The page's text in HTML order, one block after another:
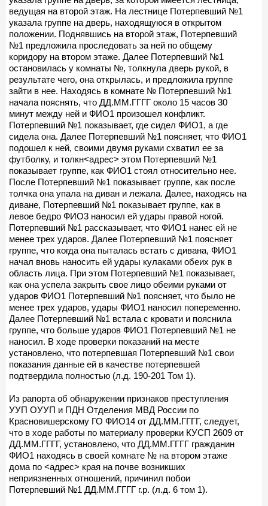
ведущая на второй этаж. На лестнице Потерпевший №1
указала группе на дверь, находящуюся в открытом
положении. Поднявшись на второй этаж, Потерпевший
№1 предложила проследовать за ней по общему
коридору на втором этаже. Далее Потерпевший №1
остановилась у комнаты №, толкнула дверь рукой, в
результате чего, она открылась, и предложила группе
зайти в нее. Находясь в комнате № Потерпевший №1
начала пояснять, что ДД.ММ.ГГГГ около 15 часов 30
минут между ней и ФИО1 произошел конфликт.
Потерпевший №1 показывает, где сидел ФИО1, а где
сидела она. Далее Потерпевший №1 поясняет, что ФИО1
подошел к ней, своими двумя руками схватил ее за
футболку, и толкн<адрес> этом Потерпевший №1
показывает группе, как ФИО1 стоял относительно нее.
После Потерпевший №1 показывает группе, как после
толчка она упала на диван и лежала. Далее, находясь на
диване, Потерпевший №1 показывает группе, как в
левое бедро ФИО3 наносил ей удары правой ногой.
Потерпевший №1 рассказывает, что ФИО1 нанес ей не
менее трех ударов. Далее Потерпевший №1 поясняет
группе, что когда она пыталась встать с дивана, ФИО1
начал вновь наносить ей удары кулаками обеих рук в
область лица. При этом Потерпевший №1 показывает,
как она успела закрыть свое лицо обеими руками от
ударов ФИО1 Потерпевший №1 поясняет, что было не
менее трех ударов, удары ФИО1 наносил попеременно.
Далее Потерпевший №1 встала с кровати и пояснила
группе, что больше ударов ФИО1 Потерпевший №1 не
наносил. В ходе проверки показаний на месте
установлено, что потерпевшая Потерпевший №1 свои
показания данные ей в качестве потерпевшей
подтвердила полностью (л.д. 190-201 Том 1).
Из рапорта об обнаружении признаков преступления
УУП ОУУП и ПДН Отделения МВД России по
Красновишерскому ГО ФИО14 от ДД.ММ.ГГГГ, следует,
что в ходе работы по материалу проверки КУСП 2609 от
ДД.ММ.ГГГГ, установлено, что ДД.ММ.ГГГГ гражданин
ФИО1 находясь в своей комнате № на втором этаже
дома по <адрес> края на почве возникших
неприязненных отношений, причинил побои
Потерпевший №1 ДД.ММ.ГГГГ г.р. (л.д. 6 том 1).